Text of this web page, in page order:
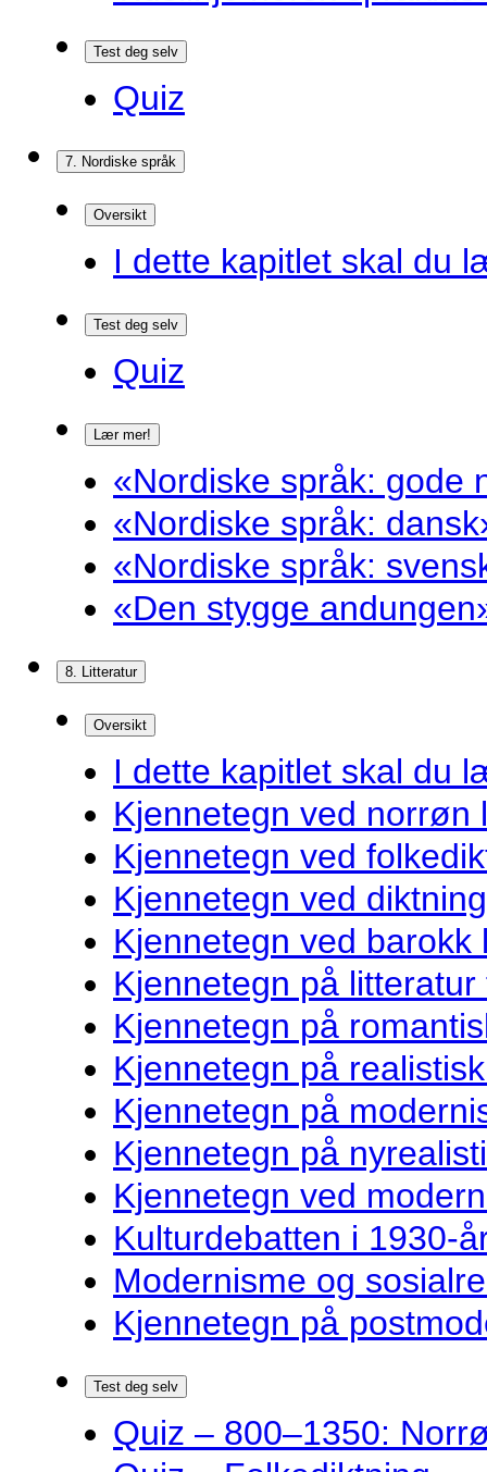
Test deg selv
Quiz
7. Nordiske språk
Oversikt
I dette kapitlet skal du
Test deg selv
Quiz
Lær mer!
«Nordiske språk: gode
«Nordiske språk:
«Nordiske språk:
«Den stygge
8. Litteratur
Oversikt
I dette kapitlet skal du
Kjennetegn ved norrøn
Kjennetegn ved
Kjennetegn ved
Kjennetegn ved barokk
Kjennetegn på
Kjennetegn på
Kjennetegn på
Kjennetegn på
Kjennetegn på
Kjennetegn ved
Kulturdebatten i 1930-
Modernisme og
Kjennetegn på
Test deg selv
Quiz – 800–1350: